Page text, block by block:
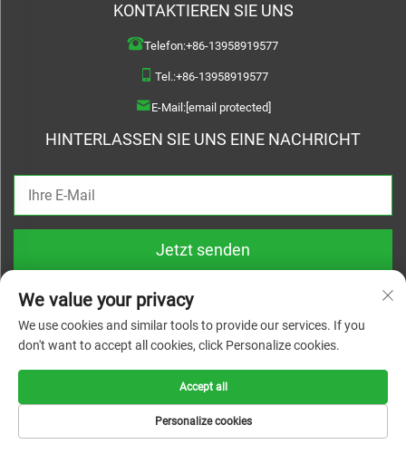
KONTAKTIEREN SIE UNS
Telefon:+86-13958919577
Tel.:+86-13958919577
E-Mail: [email protected]
HINTERLASSEN SIE UNS EINE NACHRICHT
Jetzt senden
Datenschutzrichtlinie
We value your privacy
We use cookies and similar tools to provide our services. If you
don't want to accept all cookies, click Personalize cookies.
Personalize cookies
Accept all